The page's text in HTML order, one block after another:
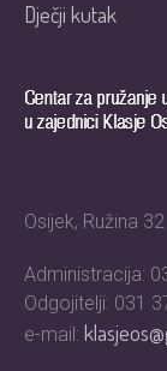
Dječji kutak
Osijek, Ružina 32
Administracija:
Odgojitelji: 031
e-mail: